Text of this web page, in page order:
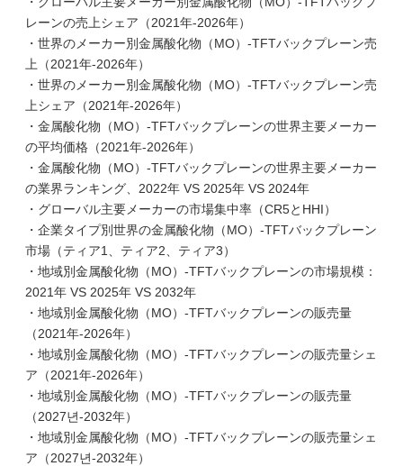
レーンの売上シェア（2021年-2026年）
・世界のメーカー別金属酸化物（MO）-TFTバックプレーン売
上（2021年-2026年）
・世界のメーカー別金属酸化物（MO）-TFTバックプレーン売
上シェア（2021年-2026年）
・金属酸化物（MO）-TFTバックプレーンの世界主要メーカー
の平均価格（2021年-2026年）
・金属酸化物（MO）-TFTバックプレーンの世界主要メーカー
の業界ランキング、2022年 VS 2025年 VS 2024年
・グローバル主要メーカーの市場集中率（CR5とHHI）
・企業タイプ別世界の金属酸化物（MO）-TFTバックプレーン
市場（ティア1、ティア2、ティア3）
・地域別金属酸化物（MO）-TFTバックプレーンの市場規模：
2021年 VS 2025年 VS 2032年
・地域別金属酸化物（MO）-TFTバックプレーンの販売量
（2021年-2026年）
・地域別金属酸化物（MO）-TFTバックプレーンの販売量シェ
ア（2021年-2026年）
・地域別金属酸化物（MO）-TFTバックプレーンの販売量
（2027년-2032年）
・地域別金属酸化物（MO）-TFTバックプレーンの販売量シェ
ア（2027년-2032年）